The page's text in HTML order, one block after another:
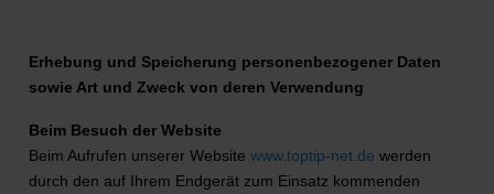
Erhebung und Speicherung personenbezogener Daten
sowie Art und Zweck von deren Verwendung
Beim Besuch der Website
Beim Aufrufen unserer Websitewww.toptip-net.de werden
durch den auf Ihrem Endgerät zum Einsatz kommenden